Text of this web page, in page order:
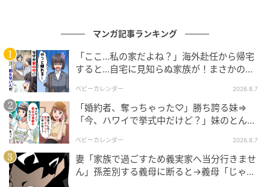
ママ広場
マンガ記事ランキング
「ここ…私の家だよね？」海外赴任から帰宅
すると…自宅に見知らぬ家族が！まさかの真
ベビーカレンダー 2026.8.7
「婚約者、奪っちゃった♡」勝ち誇る妹⇒
「今、ハワイで挙式中だけど？」妹のとんで
ベビーカレンダー 2026.8.7
妻「家族で過ごすため義実家へ当分行きませ
ん」孫差別する義母に断ると→義母「じゃ